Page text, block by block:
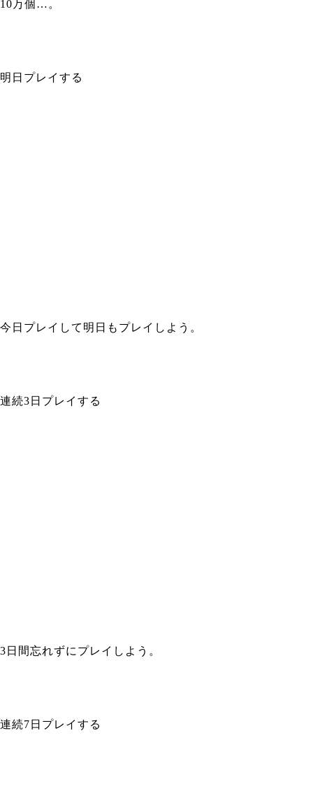
10万個…。
明日プレイする
今日プレイして明日もプレイしよう。
連続3日プレイする
3日間忘れずにプレイしよう。
連続7日プレイする